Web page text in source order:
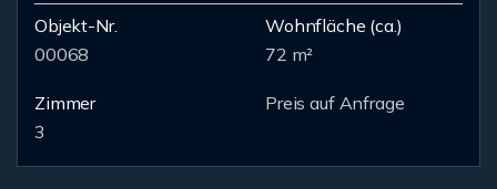
Objekt-Nr.
00068
Wohnfläche (ca.)
72 m²
Zimmer
3
Preis auf Anfrage